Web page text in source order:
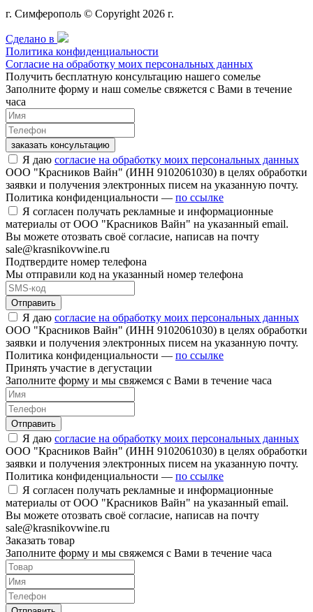
г. Симферополь © Copyright 2026 г.
Сделано в
Политика конфиденциальности
Согласие на обработку моих персональных данных
Получить бесплатную консультацию нашего сомелье
Заполните форму и наш сомелье свяжется с Вами в течение
часа
заказать консультацию
Я даю согласие на обработку моих персональных данных
ООО "Красников Вайн" (ИНН 9102061030) в целях обработки
заявки и получения электронных писем на указанную почту.
Политика конфиденциальности — по ссылке
Я согласен получать рекламные и информационные
материалы от ООО "Красников Вайн" на указанный email.
Вы можете отозвать своё согласие, написав на почту
sale@krasnikovwine.ru
Подтвердите номер телефона
Мы отправили код на указанный номер телефона
Отправить
Я даю согласие на обработку моих персональных данных
ООО "Красников Вайн" (ИНН 9102061030) в целях обработки
заявки и получения электронных писем на указанную почту.
Политика конфиденциальности — по ссылке
Принять участие в дегустации
Заполните форму и мы свяжемся с Вами в течение часа
Отправить
Я даю согласие на обработку моих персональных данных
ООО "Красников Вайн" (ИНН 9102061030) в целях обработки
заявки и получения электронных писем на указанную почту.
Политика конфиденциальности — по ссылке
Я согласен получать рекламные и информационные
материалы от ООО "Красников Вайн" на указанный email.
Вы можете отозвать своё согласие, написав на почту
sale@krasnikovwine.ru
Заказать товар
Заполните форму и мы свяжемся с Вами в течение часа